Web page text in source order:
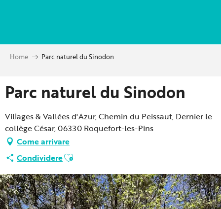
principal
Home Parc naturel du Sinodon
Parc naturel du Sinodon
Villages & Vallées d'Azur, Chemin du Peissaut, Dernier le
collège César, 06330 Roquefort-les-Pins
Come arrivare
CondividereAjouter aux favoris